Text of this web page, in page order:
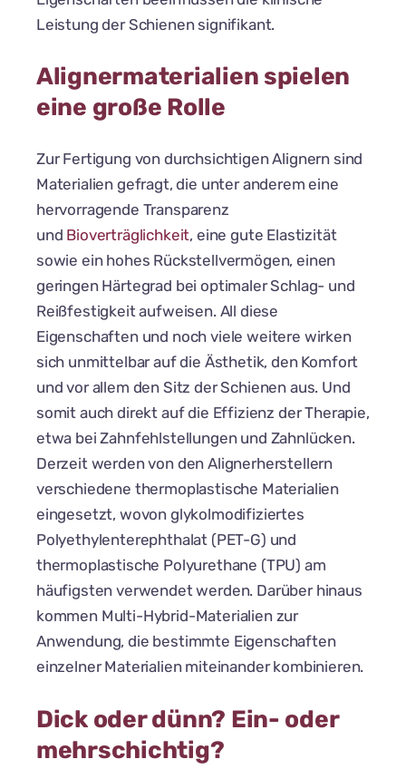
Leistung der Schienen signifikant.
Alignermaterialien spielen
eine große Rolle
Zur Fertigung von durchsichtigen Alignern sind
Materialien gefragt, die unter anderem eine
hervorragende Transparenz
und Bioverträglichkeit, eine gute Elastizität
sowie ein hohes Rückstellvermögen, einen
geringen Härtegrad bei optimaler Schlag- und
Reißfestigkeit aufweisen. All diese
Eigenschaften und noch viele weitere wirken
sich unmittelbar auf die Ästhetik, den Komfort
und vor allem den Sitz der Schienen aus. Und
somit auch direkt auf die Effizienz der Therapie,
etwa bei Zahnfehlstellungen und Zahnlücken.
Derzeit werden von den Alignerherstellern
verschiedene thermoplastische Materialien
eingesetzt, wovon glykolmodifiziertes
Polyethylenterephthalat (PET-G) und
thermoplastische Polyurethane (TPU) am
häufigsten verwendet werden. Darüber hinaus
kommen Multi-Hybrid-Materialien zur
Anwendung, die bestimmte Eigenschaften
einzelner Materialien miteinander kombinieren.
Dick oder dünn? Ein- oder
mehrschichtig?